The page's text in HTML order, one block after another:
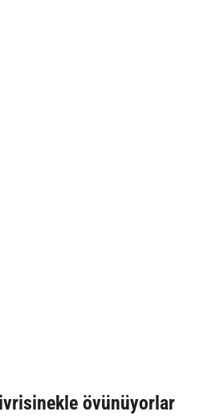
övünüyorlar